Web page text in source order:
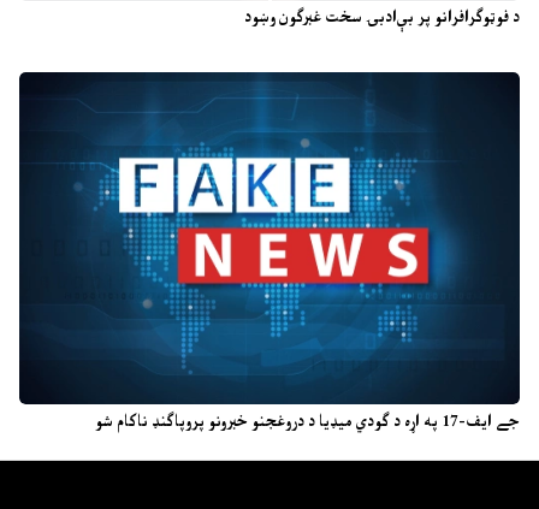
د فوټوګرافرانو پر بې‌ادبۍ سخت غبرګون وښود
جے ایف-17 په اړه د ګودي میډیا د دروغجنو خبرونو پروپاګنډ ناکام شو